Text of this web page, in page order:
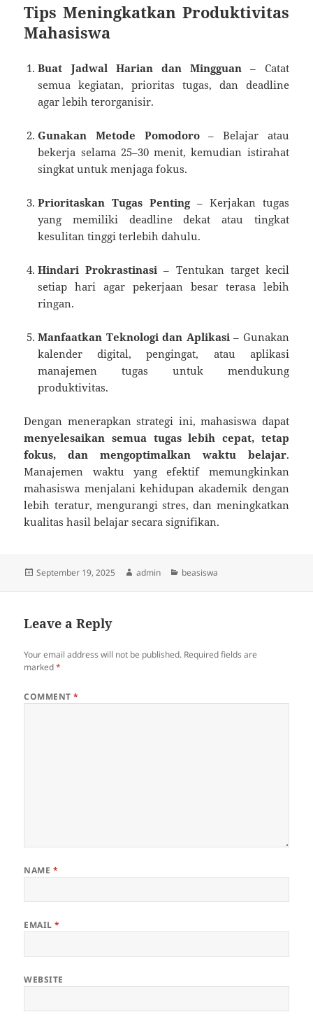
Tips Meningkatkan Produktivitas
Mahasiswa
Buat Jadwal Harian dan Mingguan – Catat
semua kegiatan, prioritas tugas, dan deadline
agar lebih terorganisir.
Gunakan Metode Pomodoro– Belajar atau
bekerja selama 25–30 menit, kemudian istirahat
singkat untuk menjaga fokus.
Prioritaskan Tugas Penting– Kerjakan tugas
yang memiliki deadline dekat atau tingkat
kesulitan tinggi terlebih dahulu.
Hindari Prokrastinasi – Tentukan target kecil
setiap hari agar pekerjaan besar terasa lebih
ringan.
Manfaatkan Teknologi dan Aplikasi – Gunakan
kalender digital, pengingat, atau aplikasi
manajemen tugas untuk mendukung
produktivitas.
Dengan menerapkan strategi ini, mahasiswa dapat
menyelesaikan semua tugas lebih cepat, tetap
fokus, dan mengoptimalkan waktu belajar.
Manajemen waktu yang efektif memungkinkan
mahasiswa menjalani kehidupan akademik dengan
lebih teratur, mengurangi stres, dan meningkatkan
kualitas hasil belajar secara signifikan.
Posted
September 19, 2025 Author
admin Categories
beasiswa
Leave a Reply
Your email address will not be published. Required fields are
marked*
COMMENT*
NAME *
EMAIL*
WEBSITE